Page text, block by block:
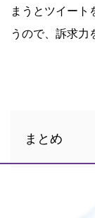
まうとツイート
うので、訴求力
まとめ